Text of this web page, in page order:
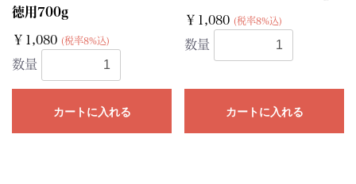
徳用700g
￥1,080 (税率8%込)
数量
カートに入れる
￥1,080 (税率8%込)
数量
カートに入れる